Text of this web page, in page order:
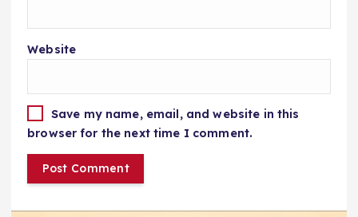
Website
Save my name, email, and website in this
browser for the next time I comment.